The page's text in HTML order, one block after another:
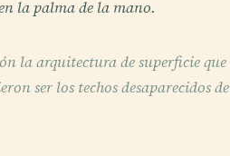
la palma de la mano.
la arquitectura de superficie que
ser los techos desaparecidos de